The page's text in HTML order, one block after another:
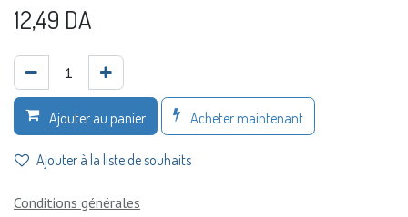
12,49 DA
Ajouter au panier Acheter maintenant
Ajouter à la liste de souhaits
Conditions générales